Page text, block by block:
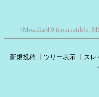
<Mozilla/4.0 (compatible;
新規投稿
ツリー表示 スレ